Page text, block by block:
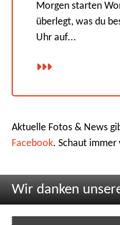
Morgen starten
überlegt, was du
Uhr auf...
Aktuelle Fotos & News
Facebook. Schaut
Wir danken